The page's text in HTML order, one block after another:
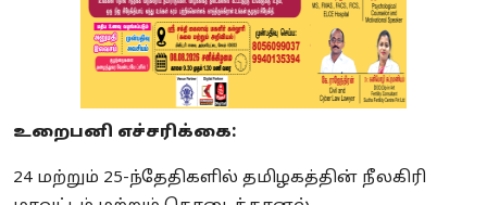
உறைபனி எச்சரிக்கை:
24 மற்றும் 25-ந்தேதிகளில் தமிழகத்தின் நீலகிரி